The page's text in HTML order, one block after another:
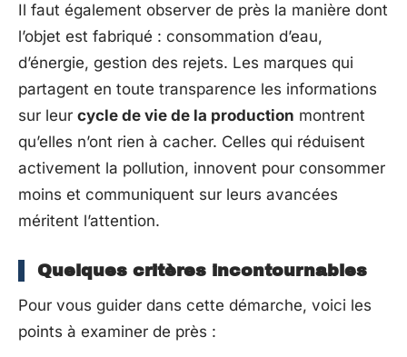
Il faut également observer de près la manière dont
l’objet est fabriqué : consommation d’eau,
d’énergie, gestion des rejets. Les marques qui
partagent en toute transparence les informations
sur leur cycle de vie de la production montrent
qu’elles n’ont rien à cacher. Celles qui réduisent
activement la pollution, innovent pour consommer
moins et communiquent sur leurs avancées
méritent l’attention.
Quelques critères incontournables
Pour vous guider dans cette démarche, voici les
points à examiner de près :